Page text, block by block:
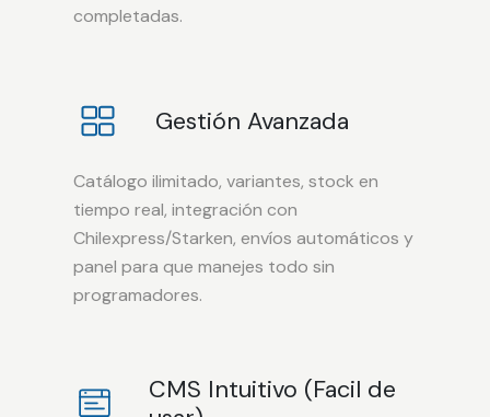
completadas.
Gestión Avanzada
Catálogo ilimitado, variantes, stock en
tiempo real, integración con
Chilexpress/Starken, envíos automáticos y
panel para que manejes todo sin
programadores.
CMS Intuitivo (Facil de